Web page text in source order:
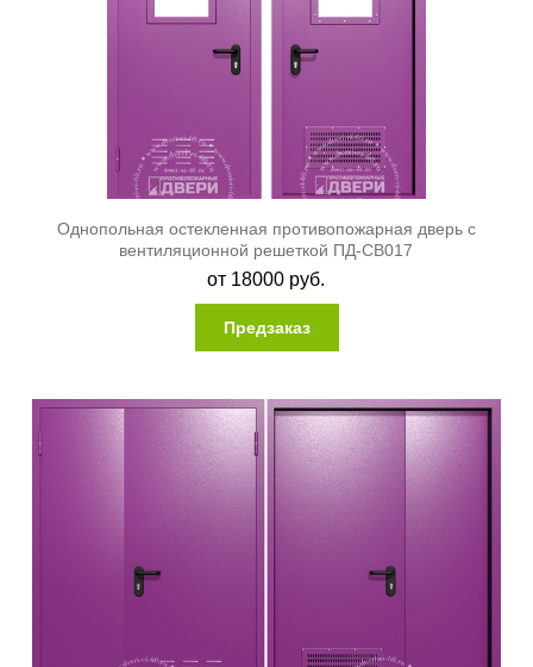
Однопольная остекленная противопожарная дверь с
вентиляционной решеткой ПД-СВ017
от 18000 руб.
Предзаказ